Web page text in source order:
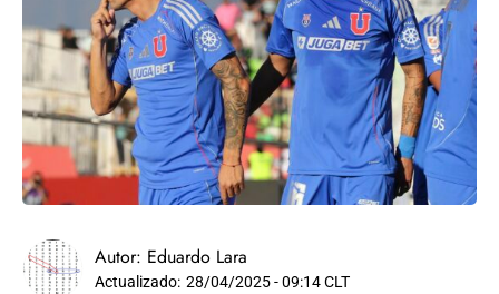
Autor: Eduardo Lara
Actualizado: 28/04/2025 - 09:14 CLT